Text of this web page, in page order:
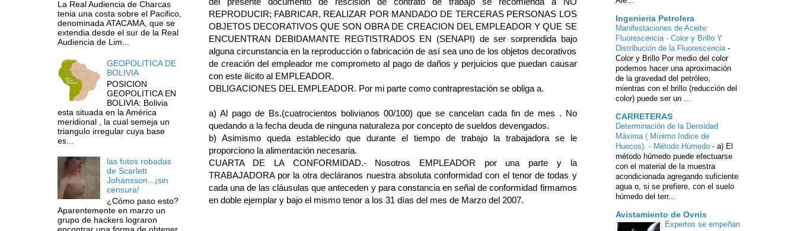
REPRODUCIR; FABRICAR, REALIZAR POR MANDADO DE TERCERAS PERSONAS LOS
OBJETOS DECORATIVOS QUE SON OBRA DE CREACION DEL EMPLEADOR Y QUE SE
ENCUENTRAN DEBIDAMANTE REGTISTRADOS EN (SENAPI) de ser sorprendida bajo
alguna circunstancia en la reproducción o fabricación de así sea uno de los objetos decorativos
de creación del empleador me comprometo al pago de daños y perjuicios que puedan causar
con este ilícito al EMPLEADOR.
OBLIGACIONES DEL EMPLEADOR. Por mi parte como contraprestación se obliga a.
a) Al pago de Bs.(cuatrocientos bolivianos 00/100) que se cancelan cada fin de mes . No
quedando a la fecha deuda de ninguna naturaleza por concepto de sueldos devengados.
b) Asimismo queda establecido que durante el tiempo de trabajo la trabajadora se le
proporciono la alimentación necesaria.
CUARTA DE LA CONFORMIDAD.- Nosotros EMPLEADOR por una parte y la
TRABAJADORA por la otra decláranos nuestra absoluta conformidad con el tenor de todas y
cada una de las cláusulas que anteceden y para constancia en señal de conformidad firmamos
en doble ejemplar y bajo el mismo tenor a los 31 días del mes de Marzo del 2007.
La Real Audiencia de Charcas
tenia una costa sobre el Pacifico,
denominada ATACAMA, que se
extendia desde el sur de la Real
Audiencia de Lim...
GEOPOLITICA DE
BOLIVIA
POSICION
GEOPOLITICA EN
BOLIVIA: Bolivia
esta situada en la América
meridional , la cual semeja un
triangulo irregular cuya base
es...
las fotos robadas
de Scarlett
Johansson...¡sin
censura!
¿Cómo paso esto?
Aparentemente en marzo un
grupo de hackers lograron
Ingenieria Petrolera
Manifestaciones de Aceite:
Fluorescencia - Color y Brillo Y
Distribución de la Fluorescencia -
Color y Brillo Por medio del color
podemos hacer una aproximación
de la gravedad del petróleo,
mientras con el brillo (reducción del
color) puede ser un ...
CARRETERAS
Determinación de la Densidad
Máxima ( Mínimo Indice de
Huecos). - Método Húmedo - a) El
método húmedo puede efectuarse
con el material de la muestra
acondicionada agregando suficiente
agua o, si se prefiere, con el suelo
húmedo del terr...
Avistamiento de Ovnis
Expertos se empeñan